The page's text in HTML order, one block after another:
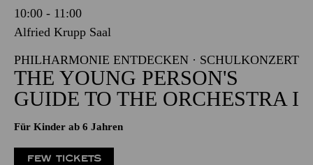
10:00 - 11:00
Alfried Krupp Saal
PHILHARMONIE ENTDECKEN · SCHULKONZERT
THE YOUNG PERSON'S
GUIDE TO THE ORCHESTRA I
Für Kinder ab 6 Jahren
FEW TICKETS